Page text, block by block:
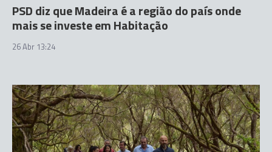
PSD diz que Madeira é a região do país onde
mais se investe em Habitação
26 Abr 13:24